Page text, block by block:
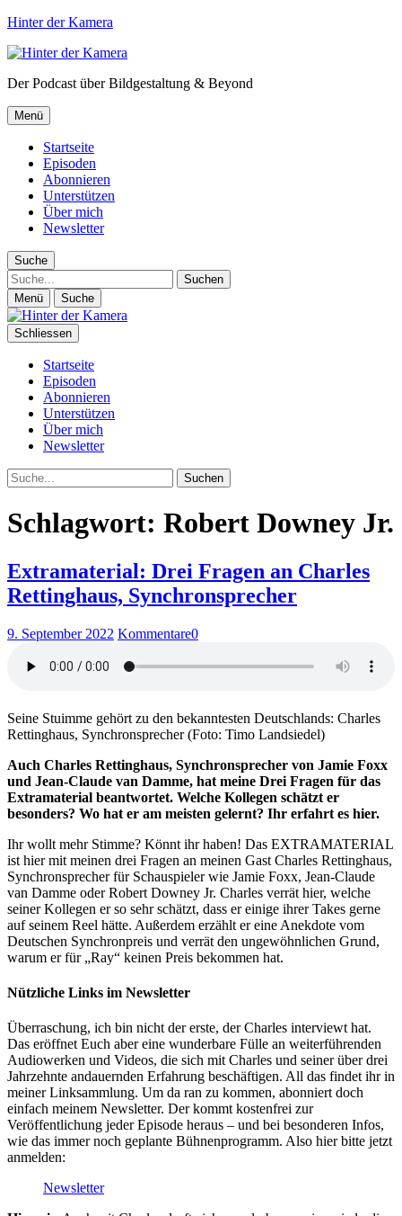
Hinter der Kamera
Der Podcast über Bildgestaltung & Beyond
Menü
Startseite
Episoden
Abonnieren
Unterstützen
Über mich
Newsletter
Suche
Suche
Menü Suche
Schliessen
Startseite
Episoden
Abonnieren
Unterstützen
Über mich
Newsletter
Suche
Schlagwort: Robert Downey Jr.
Extramaterial: Drei Fragen an Charles
Rettinghaus, Synchronsprecher
9. September 2022 Kommentare0
Seine Stuimme gehört zu den bekanntesten Deutschlands: Charles
Rettinghaus, Synchronsprecher (Foto: Timo Landsiedel)
Auch Charles Rettinghaus, Synchronsprecher von Jamie Foxx
und Jean-Claude van Damme, hat meine Drei Fragen für das
Extramaterial beantwortet. Welche Kollegen schätzt er
besonders? Wo hat er am meisten gelernt? Ihr erfahrt es hier.
Ihr wollt mehr Stimme? Könnt ihr haben! Das EXTRAMATERIAL
ist hier mit meinen drei Fragen an meinen Gast Charles Rettinghaus,
Synchronsprecher für Schauspieler wie Jamie Foxx, Jean-Claude
van Damme oder Robert Downey Jr. Charles verrät hier, welche
seiner Kollegen er so sehr schätzt, dass er einige ihrer Takes gerne
auf seinem Reel hätte. Außerdem erzählt er eine Anekdote vom
Deutschen Synchronpreis und verrät den ungewöhnlichen Grund,
warum er für „Ray“ keinen Preis bekommen hat.
Nützliche Links im Newsletter
Überraschung, ich bin nicht der erste, der Charles interviewt hat.
Das eröffnet Euch aber eine wunderbare Fülle an weiterführenden
Audiowerken und Videos, die sich mit Charles und seiner über drei
Jahrzehnte andauernden Erfahrung beschäftigen. All das findet ihr in
meiner Linksammlung. Um da ran zu kommen, abonniert doch
einfach meinem Newsletter. Der kommt kostenfrei zur
Veröffentlichung jeder Episode heraus – und bei besonderen Infos,
wie das immer noch geplante Bühnenprogramm. Also hier bitte jetzt
anmelden:
Newsletter